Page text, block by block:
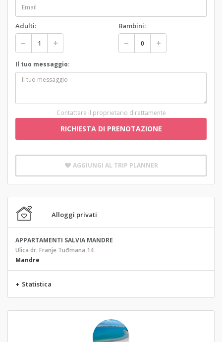
Adulti: Bambini:
Il tuo messaggio:
Contattare il proprietario direttamente
RICHIESTA DI PRENOTAZIONE
AGGIUNGI AL TRIP PLANNER
Alloggi privati
APPARTAMENTI SALVIA MANDRE
Ulica dr. Franje Tuđmana 14
Mandre
+ Statistica